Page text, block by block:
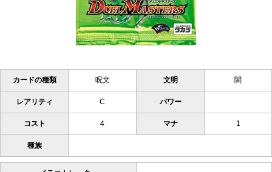
カードの種類 呪文 文明 闇
レアリティ C パワー
コスト 4 マナ 1
種族